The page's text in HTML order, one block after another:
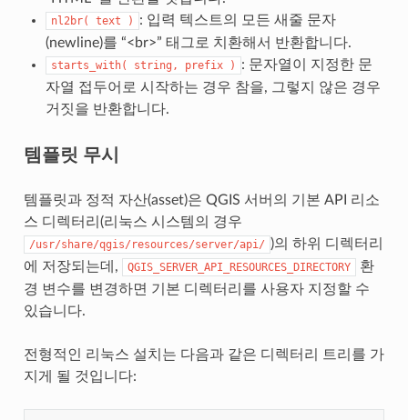
nl2br( text )
: 입력 텍스트의 모든 새줄 문자
(newline)를 “<br>” 태그로 치환해서 반환합니다.
starts_with( string, prefix )
: 문자열이 지정한 문
자열 접두어로 시작하는 경우 참을, 그렇지 않은 경우
거짓을 반환합니다.
템플릿 무시
템플릿과 정적 자산(asset)은 QGIS 서버의 기본 API 리소
스 디렉터리(리눅스 시스템의 경우
/usr/share/qgis/resources/server/api/ )의 하위 디렉터리
에 저장되는데,
QGIS_SERVER_API_RESOURCES_DIRECTORY
환
경 변수를 변경하면 기본 디렉터리를 사용자 지정할 수
있습니다.
전형적인 리눅스 설치는 다음과 같은 디렉터리 트리를 가
지게 될 것입니다: